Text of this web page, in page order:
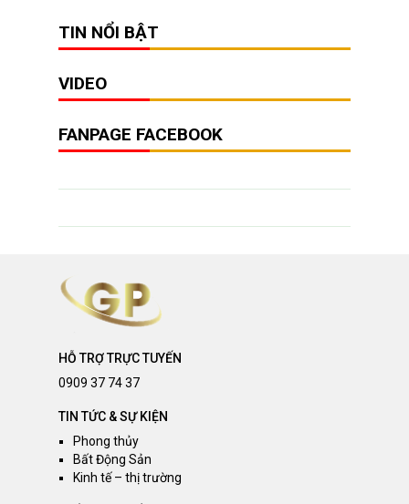
TIN NỔI BẬT
VIDEO
FANPAGE FACEBOOK
HỖ TRỢ TRỰC TUYẾN
0909 37 74 37
TIN TỨC & SỰ KIỆN
Phong thủy
Bất Động Sản
Kinh tế – thị trường